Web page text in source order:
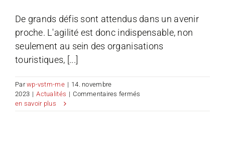
De grands défis sont attendus dans un avenir
proche. L'agilité est donc indispensable, non
seulement au sein des organisations
touristiques, [...]
Parwp-vstm-me | 14. novembre
2023 | Actualités | Commentaires fermés
dans
en savoir plus